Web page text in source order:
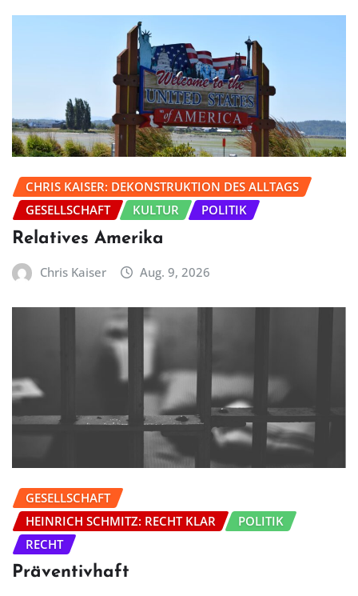
CHRIS KAISER: DEKONSTRUKTION DES ALLTAGS
GESELLSCHAFT
KULTUR POLITIK
Relatives Amerika
Chris Kaiser Aug. 9, 2026
GESELLSCHAFT
HEINRICH SCHMITZ: RECHT KLAR
POLITIK
RECHT
Präventivhaft